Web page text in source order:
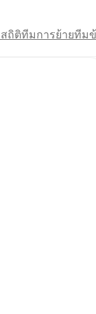
สถิติทีมการย้ายทีม